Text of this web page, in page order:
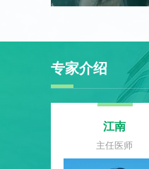
专家介绍
曲超
主任医师